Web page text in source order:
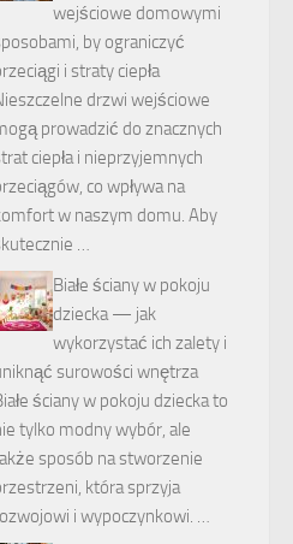
wejściowe domowymi
by ograniczyć
i straty ciepła
drzwi wejściowe
prowadzić do znacznych
ciepła i nieprzyjemnych
co wpływa na
w naszym domu. Aby
…
Białe ściany w pokoju
dziecka — jak
wykorzystać ich zalety i
surowości wnętrza
ściany w pokoju dziecka to
tylko modny wybór, ale
sposób na stworzenie
która sprzyja
i wypoczynkowi. …